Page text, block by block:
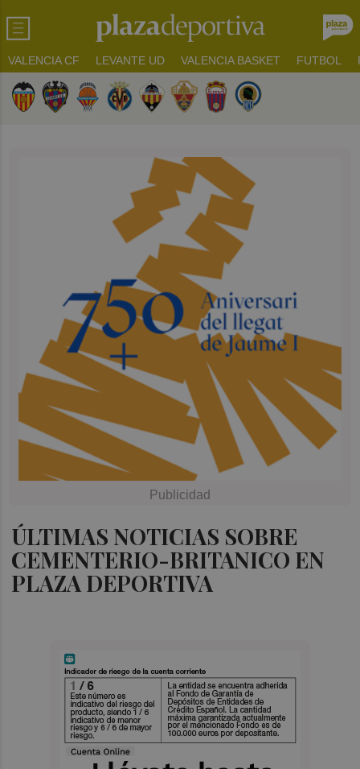
VALENCIA CF LEVANTE UD VALENCIA BASKET FUTBOL
ÚLTIMAS NOTICIAS SOBRE
CEMENTERIO-BRITANICO EN
PLAZA DEPORTIVA